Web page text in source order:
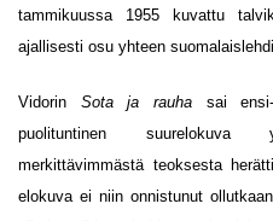
tammikuussa 1955 kuvattu
ajallisesti osu yhteen
Vidorin Sota ja rauha sai
puolituntinen suurelokuva
merkittävimmästä teoksesta
elokuva ei niin onnistunut